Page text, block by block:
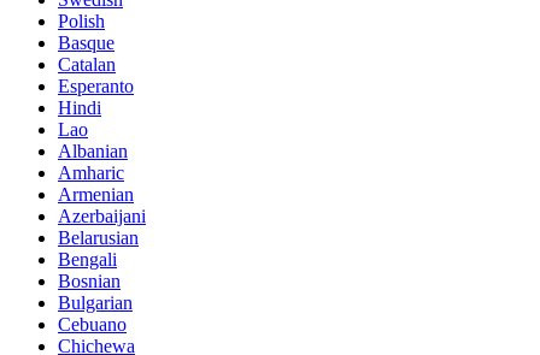
Polish
Basque
Catalan
Esperanto
Hindi
Lao
Albanian
Amharic
Armenian
Azerbaijani
Belarusian
Bengali
Bosnian
Bulgarian
Cebuano
Chichewa